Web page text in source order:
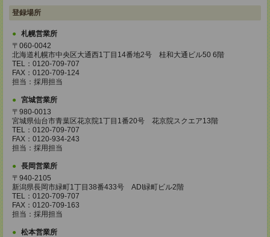
登録場所
札幌営業所
〒060-0042
北海道札幌市中央区大通西1丁目14番地2号 桂和大通ビル50 6階
TEL：0120-709-707
FAX：0120-709-124
担当：採用担当
宮城営業所
〒980-0013
宮城県仙台市青葉区花京院1丁目1番20号 花京院スクエア13階
TEL：0120-709-707
FAX：0120-934-243
担当：採用担当
長岡営業所
〒940-2105
新潟県長岡市緑町1丁目38番433号 ADI緑町ビル2階
TEL：0120-709-707
FAX：0120-709-163
担当：採用担当
松本営業所